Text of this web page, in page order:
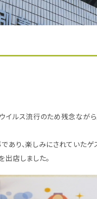
イルス流行のため残念なが
り、楽しみにされていたゲ
店しました。